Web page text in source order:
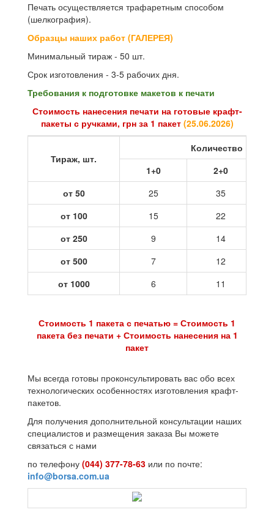
Печать осуществляется трафаретным способом
(шелкография).
Образцы наших работ (ГАЛЕРЕЯ)
Минимальный тираж - 50 шт.
Срок изготовления - 3-5 рабочих дня.
Требования к подготовке макетов к печати
Стоимость нанесения печати на готовые крафт-
пакеты с ручками, грн за 1 пакет (25.06.2026)
Тираж, шт.
Количество
1+0
2+0
от 50
25
35
от 100
15
22
от 250
9
14
от 500
7
12
от 1000
6 11
Стоимость 1 пакета с печатью = Стоимость 1
пакета без печати + Стоимость нанесения на 1
пакет
Мы всегда готовы проконсультировать вас обо всех
технологических особенностях изготовления крафт-
пакетов.
Для получения дополнительной консультации наших
специалистов и размещения заказа Вы можете
связаться с нами
по телефону (044) 377-78-63 или по почте:
info@borsa.com.ua